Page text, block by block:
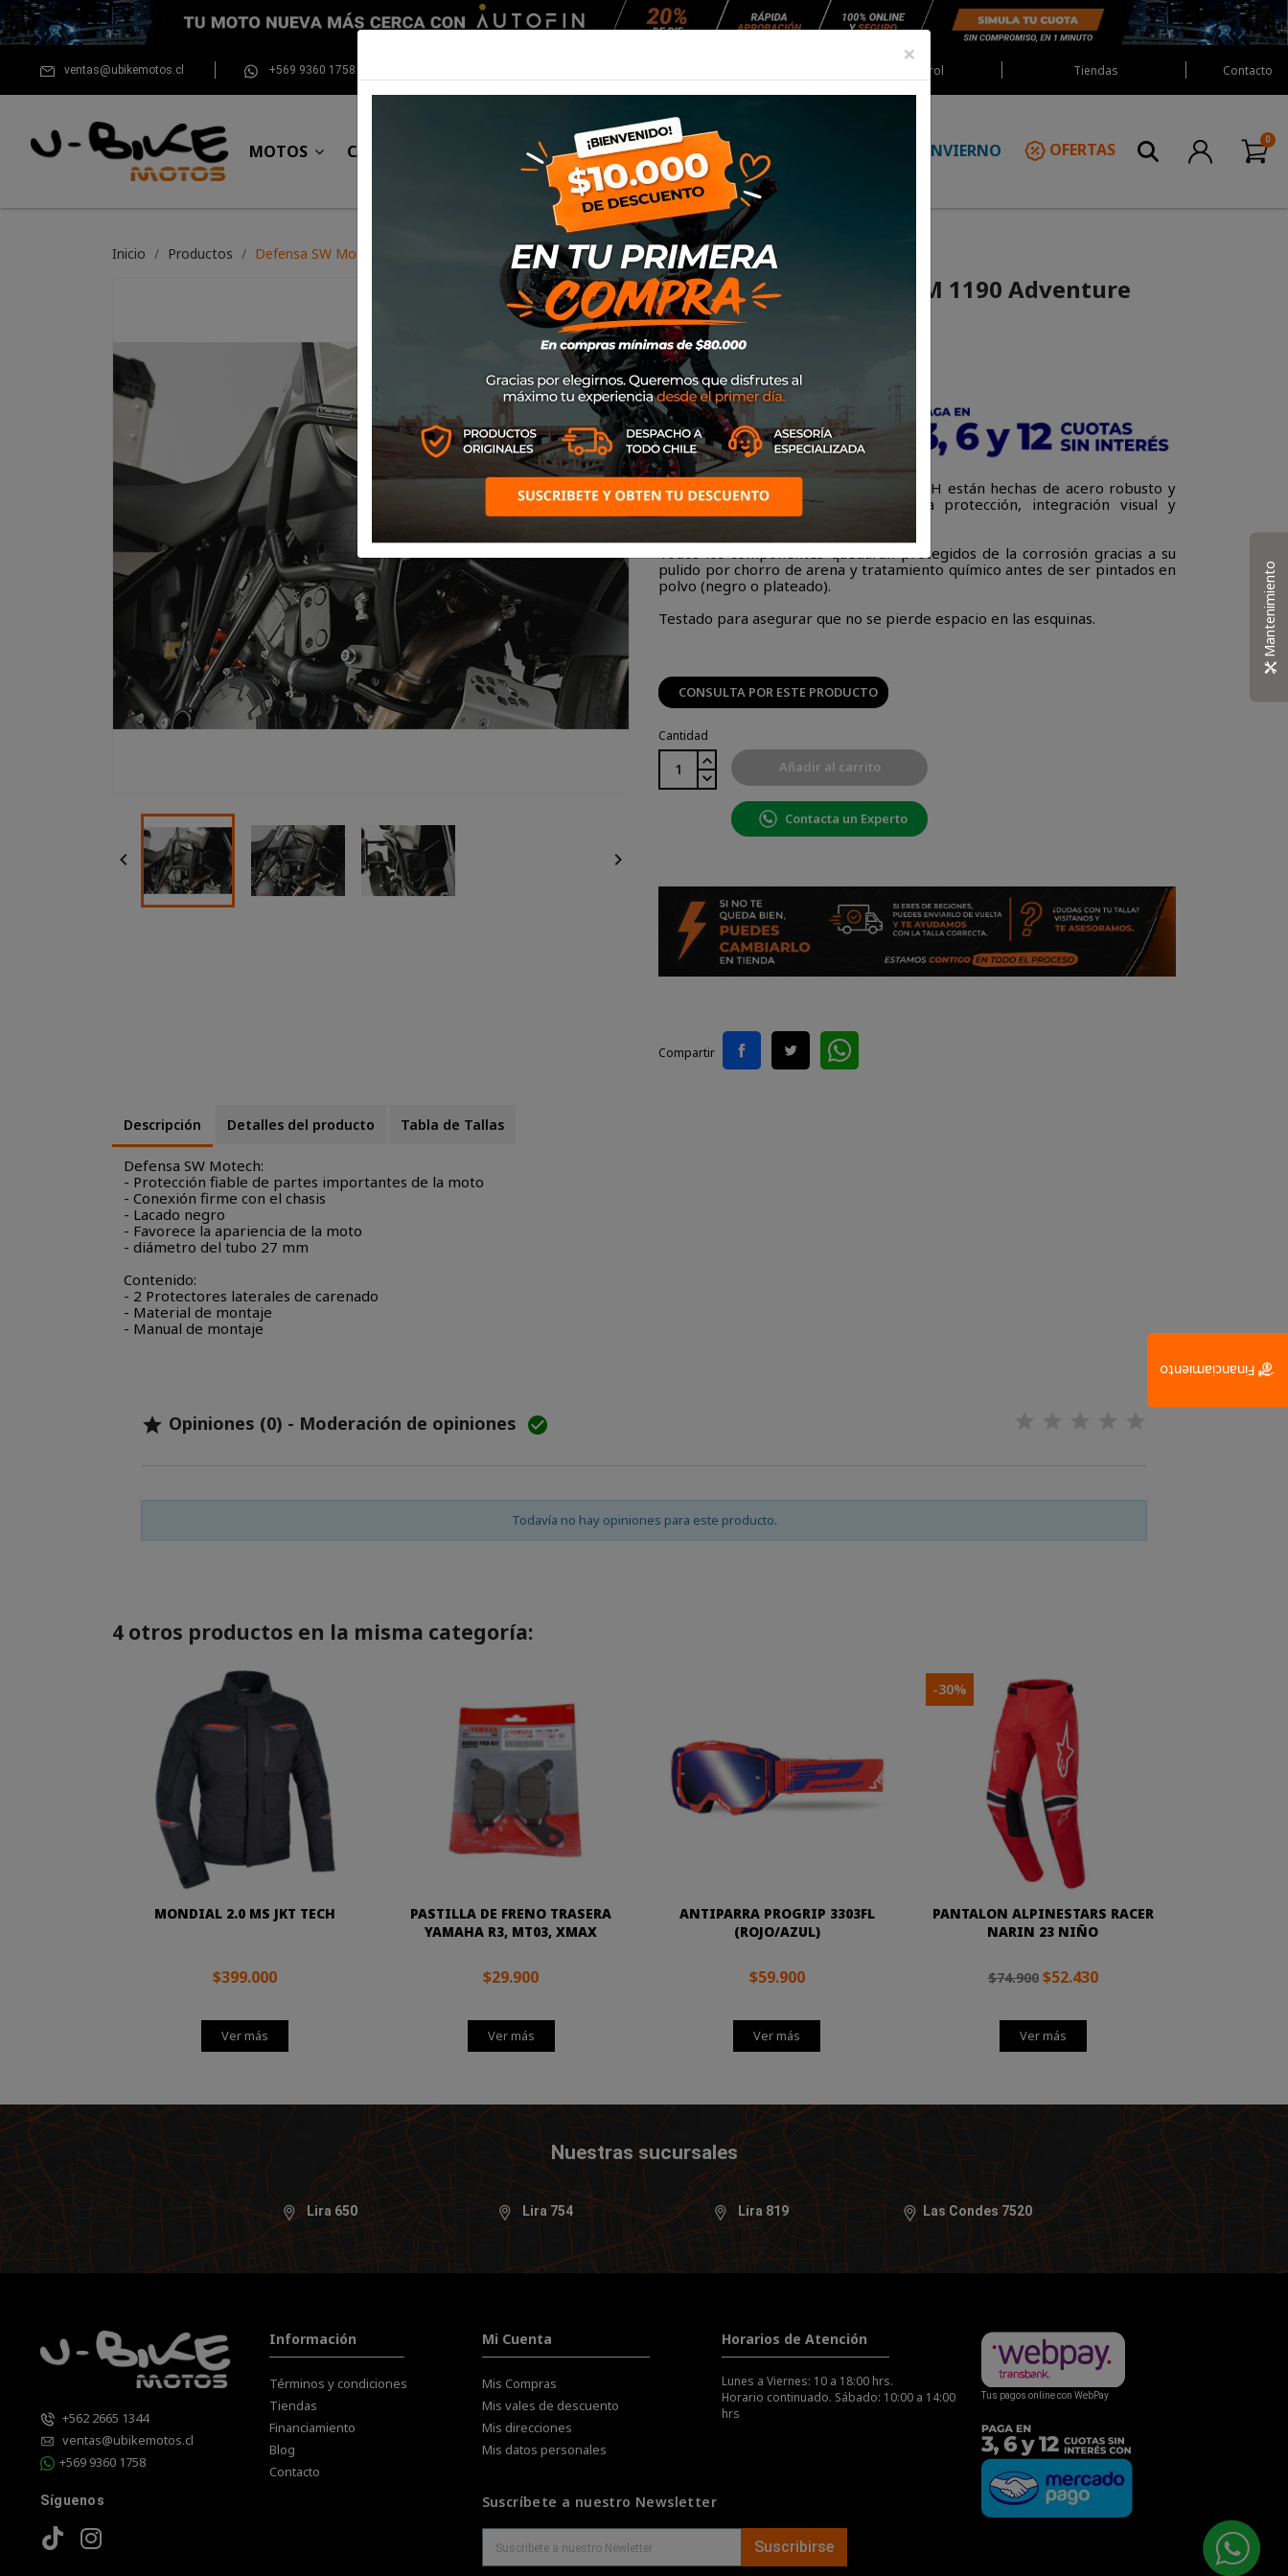
ventas@ubikemotos.cl +569 9360 1758 Red Castrol Tiendas Contacto
MOTOS CASCOS EQUIPAMIENTO NEUMÁTICOS MANTENCIÓN INVIERNO OFERTAS
Inicio Productos Defensa SW Motech KTM 1190 Adventure
 
Defensa SW Motech KTM 1190 Adventure
SKUSBL.04.338.10000/B
$169.900
Los protecciones de motor SW-MOTECH están hechas de acero robusto y
diseñadas para proporcionar máxima protección, integración visual y
terminado de alta calidad.
Todos los componentes quedarán protegidos de la corrosión gracias a su
pulido por chorro de arena y tratamiento químico antes de ser pintados en
polvo (negro o plateado).
Testado para asegurar que no se pierde espacio en las esquinas.
CONSULTA POR ESTE PRODUCTO
Cantidad
Añadir al carrito
Contacta un Experto
Compartir
Descripción Detalles del producto Tabla de Tallas
Defensa SW Motech:
- Protección fiable de partes importantes de la moto
- Conexión firme con el chasis
- Lacado negro
- Favorece la apariencia de la moto
- diámetro del tubo 27 mm
Contenido:
- 2 Protectores laterales de carenado
- Material de montaje
- Manual de montaje
 Opiniones (0) - Moderación de opiniones 
Todavía no hay opiniones para este producto.
4 otros productos en la misma categoría:
MONDIAL 2.0 MS JKT TECH
$399.000
Ver más
PASTILLA DE FRENO TRASERA
YAMAHA R3, MT03, XMAX
$29.900
Ver más
ANTIPARRA PROGRIP 3303FL
(ROJO/AZUL)
$59.900
Ver más
PANTALON ALPINESTARS RACER
NARIN 23 NIÑO
$74.900 $52.430
Ver más
-30%
Nuestras sucursales
Lira 650 Lira 754 Lira 819 Las Condes 7520
+562 2665 1344
ventas@ubikemotos.cl
+569 9360 1758
Síguenos
Información
Términos y condiciones
Tiendas
Financiamiento
Blog
Contacto
Mi Cuenta
Mis Compras
Mis vales de descuento
Mis direcciones
Mis datos personales
Horarios de Atención
Lunes a Viernes: 10 a 18:00 hrs.
Horario continuado. Sábado: 10:00 a 14:00
hrs
Suscríbete a nuestro Newsletter
Suscribirse
Tus pagos online con WebPay
×
Mantenimiento
Financiamiento